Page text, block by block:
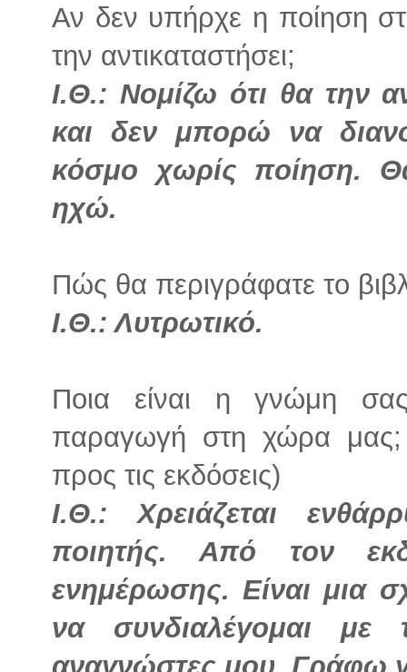
Αν δεν υπήρχε η ποίηση
την αντικαταστήσει;
Ι.Θ.: Νομίζω ότι θα την
και δεν μπορώ να
κόσμο χωρίς ποίηση.
ηχώ.
Πώς θα περιγράφατε το
Ι.Θ.: Λυτρωτικό.
Ποια είναι η γνώμη
παραγωγή στη χώρα μας;
προς τις εκδόσεις)
Ι.Θ.: Χρειάζεται
ποιητής. Από τον
ενημέρωσης. Είναι μια
να συνδιαλέγομαι
αναγνώστες μου. Γράφω